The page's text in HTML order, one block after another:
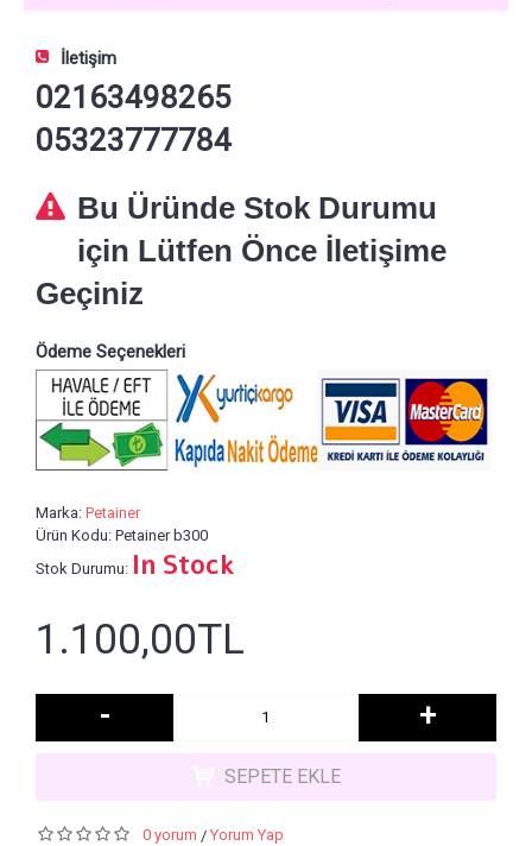
İletişim
02163498265
05323777784
Bu Üründe Stok Durumu
için Lütfen Önce İletişime
Geçiniz
Ödeme Seçenekleri
Marka: Petainer
Ürün Kodu: Petainer b300
Stok Durumu: In Stock
1.100,00TL
- +
SEPETE EKLE
0 yorum / Yorum Yap